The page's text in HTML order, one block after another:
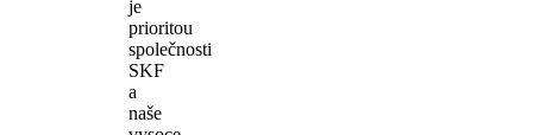
je
prioritou
společnosti
SKF
a
naše